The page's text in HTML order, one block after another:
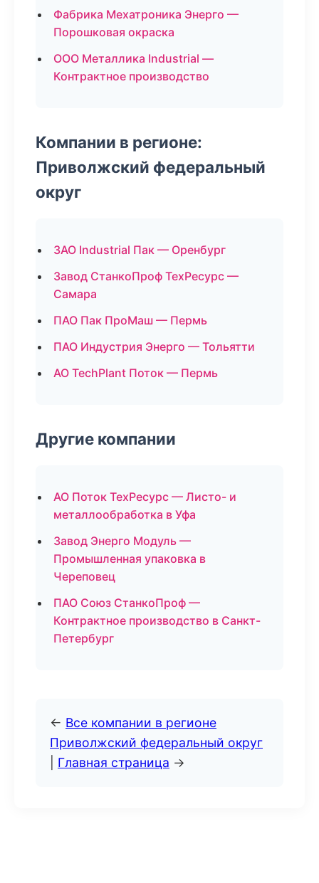
Фабрика Мехатроника Энерго —
Порошковая окраска
ООО Металлика Industrial —
Контрактное производство
Компании в регионе:
Приволжский федеральный
округ
ЗАО Industrial Пак — Оренбург
Завод СтанкоПроф ТехРесурс —
Самара
ПАО Пак ПроМаш — Пермь
ПАО Индустрия Энерго — Тольятти
АО TechPlant Поток — Пермь
Другие компании
АО Поток ТехРесурс — Листо- и
металлообработка в Уфа
Завод Энерго Модуль —
Промышленная упаковка в
Череповец
ПАО Союз СтанкоПроф —
Контрактное производство в Санкт-
Петербург
← Все компании в регионе
Приволжский федеральный округ
Главная страница →